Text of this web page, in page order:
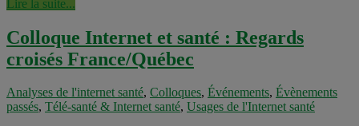
Lire la suite...
Colloque Internet et santé : Regards
croisés France/Québec
Analyses de l'internet santé, Colloques, Événements, Évènements
passés, Télé-santé & Internet santé, Usages de l'Internet santé